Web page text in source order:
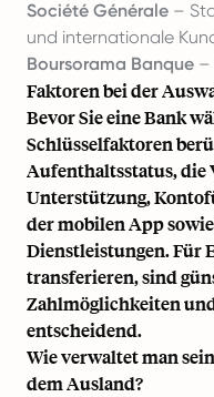
Société Générale –
und internationale
Boursorama Banque –
Faktoren bei der
Bevor Sie eine Bank
Schlüsselfaktoren
Aufenthaltsstatus, die
Unterstützung,
der mobilen App
Dienstleistungen. Für
transferieren, sind
Zahlmöglichkeiten
entscheidend.
Wie verwaltet man
dem Ausland?